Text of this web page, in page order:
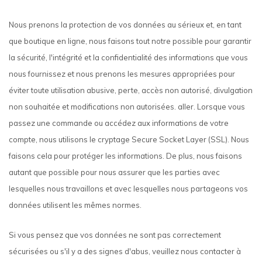
Nous prenons la protection de vos données au sérieux et, en tant
que boutique en ligne, nous faisons tout notre possible pour garantir
la sécurité, l'intégrité et la confidentialité des informations que vous
nous fournissez et nous prenons les mesures appropriées pour
éviter toute utilisation abusive, perte, accès non autorisé, divulgation
non souhaitée et modifications non autorisées. aller. Lorsque vous
passez une commande ou accédez aux informations de votre
compte, nous utilisons le cryptage Secure Socket Layer (SSL). Nous
faisons cela pour protéger les informations. De plus, nous faisons
autant que possible pour nous assurer que les parties avec
lesquelles nous travaillons et avec lesquelles nous partageons vos
données utilisent les mêmes normes.
Si vous pensez que vos données ne sont pas correctement
sécurisées ou s'il y a des signes d'abus, veuillez nous contacter à